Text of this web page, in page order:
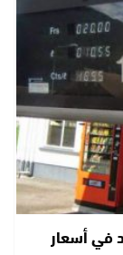
الواحد في أسعار